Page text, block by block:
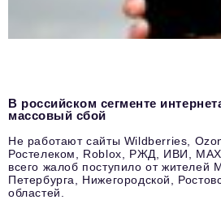
В российском сегменте
массовый сбой
Не работают сайты Wildberries,
Ростелеком, Roblox, РЖД, ИВИ,
всего жалоб поступило от жителей
Петербурга, Нижегородской,
областей.